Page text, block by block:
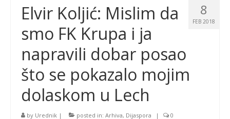
8
FEB 2018
Elvir Koljić: Mislim da
smo FK Krupa i ja
napravili dobar posao
što se pokazalo mojim
dolaskom u Lech
by Urednik | posted in: Arhiva, Dijaspora | 0